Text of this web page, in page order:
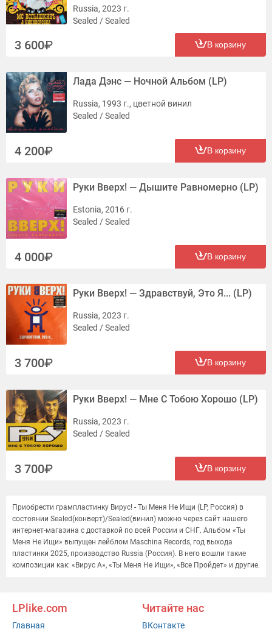
Russia, 2023 г.
Sealed / Sealed
3 600 В корзину
Лада Дэнс — Ночной Альбом (LP)
Russia, 1993 г., цветной винил
Sealed / Sealed
4 200 В корзину
Руки Вверх! — Дышите Равномерно (LP)
Estonia, 2016 г.
Sealed / Sealed
4 000 В корзину
Руки Вверх! — Здравствуй, Это Я... (LP)
Russia, 2023 г.
Sealed / Sealed
3 700 В корзину
Руки Вверх! — Мне С Тобою Хорошо (LP)
Russia, 2023 г.
Sealed / Sealed
3 700 В корзину
Приобрести грампластинку Вирус! - Ты Меня Не Ищи (LP, Россия) в
состоянии Sealed(конверт)/Sealed(винил) можно через сайт нашего
интернет-магазина с доставкой по всей России и СНГ. Альбом «Ты
Меня Не Ищи» выпущен лейблом Maschina Records, год выхода
пластинки 2025, производство Russia (Россия). В него вошли такие
композиции как: «Вирус А», «Ты Меня Не Ищи», «Все Пройдет» и другие.
LPlike.com
Главная
Читайте нас
ВКонтакте